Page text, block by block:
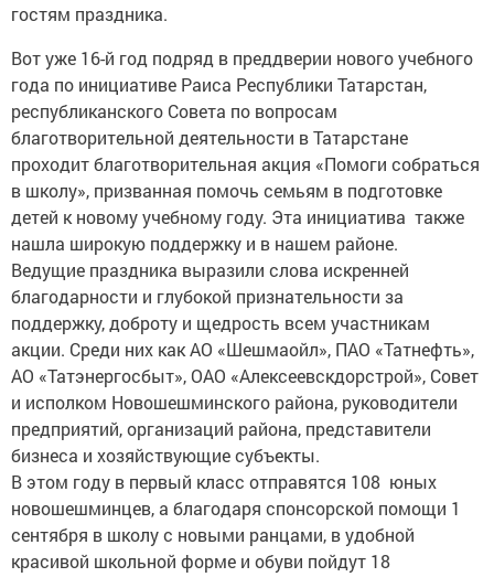
гостям праздника.
Вот уже 16-й год подряд в преддверии нового учебного
года по инициативе Раиса Республики Татарстан,
республиканского Совета по вопросам
благотворительной деятельности в Татарстане
проходит благотворительная акция «Помоги собраться
в школу», призванная помочь семьям в подготовке
детей к новому учебному году. Эта инициатива также
нашла широкую поддержку и в нашем районе.
Ведущие праздника выразили слова искренней
благодарности и глубокой признательности за
поддержку, доброту и щедрость всем участникам
акции. Среди них как АО «Шешмаойл», ПАО «Татнефть»,
АО «Татэнергосбыт», ОАО «Алексеевскдорстрой», Совет
и исполком Новошешминского района, руководители
предприятий, организаций района, представители
бизнеса и хозяйствующие субъекты.
В этом году в первый класс отправятся 108 юных
новошешминцев, а благодаря спонсорской помощи 1
сентября в школу с новыми ранцами, в удобной
красивой школьной форме и обуви пойдут 18